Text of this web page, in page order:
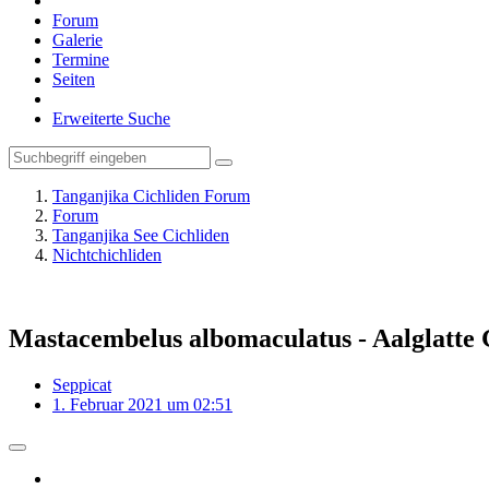
Forum
Galerie
Termine
Seiten
Erweiterte Suche
Tanganjika Cichliden Forum
Forum
Tanganjika See Cichliden
Nichtchichliden
Mastacembelus albomaculatus - Aalglatte
Seppicat
1. Februar 2021 um 02:51